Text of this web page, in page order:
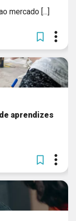
mercado [...]
aprendizes